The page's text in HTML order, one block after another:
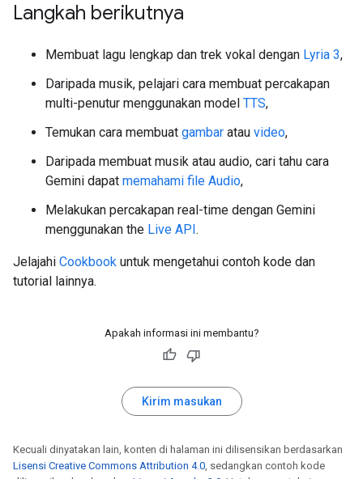
Langkah berikutnya
Membuat lagu lengkap dan trek vokal dengan Lyria 3,
Daripada musik, pelajari cara membuat percakapan
multi-penutur menggunakan model TTS,
Temukan cara membuat gambar atau video,
Daripada membuat musik atau audio, cari tahu cara
Gemini dapat memahami file Audio,
Melakukan percakapan real-time dengan Gemini
menggunakan the Live API.
Jelajahi Cookbook untuk mengetahui contoh kode dan
tutorial lainnya.
Apakah informasi ini membantu?
Kirim masukan
Kecuali dinyatakan lain, konten di halaman ini dilisensikan berdasarkan
Lisensi Creative Commons Attribution 4.0, sedangkan contoh kode